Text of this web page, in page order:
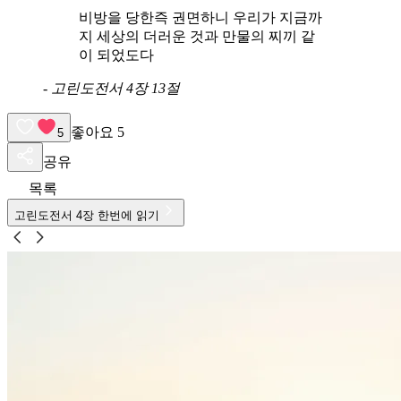
비방을 당한즉 권면하니 우리가 지금까
지 세상의 더러운 것과 만물의 찌끼 같
이 되었도다
- 고린도전서 4장 13절
5 좋아요 5
공유
목록
고린도전서 4장 한번에 읽기